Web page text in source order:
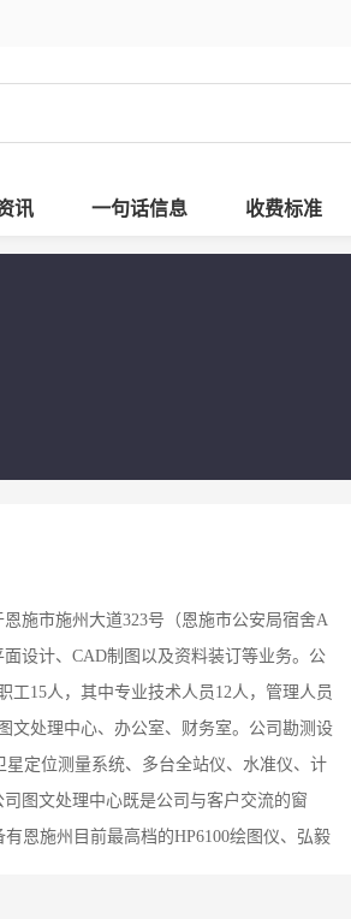
讯 一句话信息 收费标准
施市施州大道323号（恩施市公安局宿舍A
设计、CAD制图以及资料装订等业务。公
工15人，其中专业技术人员12人，管理人员
文处理中心、办公室、财务室。公司勘测设
定位测量系统、多台全站仪、水准仪、计
图文处理中心既是公司与客户交流的窗
恩施州目前最高档的HP6100绘图仪、弘毅
。同时，本着客户至上的理念，精益求精